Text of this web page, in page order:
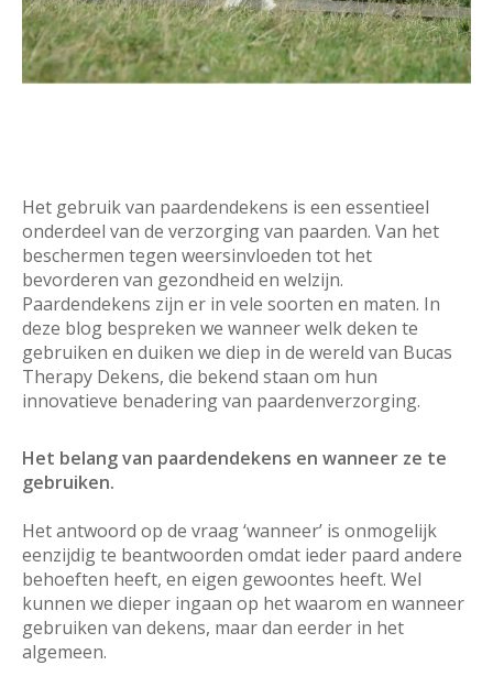
Het gebruik van paardendekens is een essentieel
onderdeel van de verzorging van paarden. Van het
beschermen tegen weersinvloeden tot het
bevorderen van gezondheid en welzijn.
Paardendekens zijn er in vele soorten en maten. In
deze blog bespreken we wanneer welk deken te
gebruiken en duiken we diep in de wereld van Bucas
Therapy Dekens, die bekend staan om hun
innovatieve benadering van paardenverzorging.
Het belang van paardendekens en wanneer ze te
gebruiken.
Het antwoord op de vraag ‘wanneer’ is onmogelijk
eenzijdig te beantwoorden omdat ieder paard andere
behoeften heeft, en eigen gewoontes heeft. Wel
kunnen we dieper ingaan op het waarom en wanneer
gebruiken van dekens, maar dan eerder in het
algemeen.